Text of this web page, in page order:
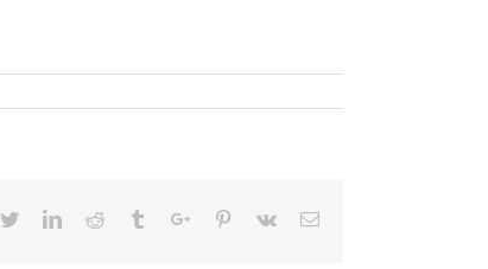
TwitterLinkedinReddit TumblrGoogle+Pinterest
Vk Email